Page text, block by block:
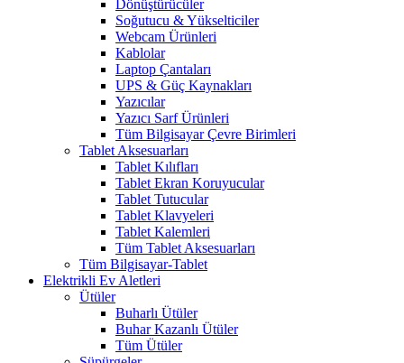
Dönüştürücüler
Soğutucu & Yükselticiler
Webcam Ürünleri
Kablolar
Laptop Çantaları
UPS & Güç Kaynakları
Yazıcılar
Yazıcı Sarf Ürünleri
Tüm Bilgisayar Çevre Birimleri
Tablet Aksesuarları
Tablet Kılıfları
Tablet Ekran Koruyucular
Tablet Tutucular
Tablet Klavyeleri
Tablet Kalemleri
Tüm Tablet Aksesuarları
Tüm Bilgisayar-Tablet
Elektrikli Ev Aletleri
Ütüler
Buharlı Ütüler
Buhar Kazanlı Ütüler
Tüm Ütüler